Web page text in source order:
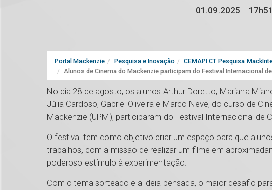
01.09.2025
17h51
Portal Mackenzie Pesquisa e Inovação CEMAPI CT Pesquisa
Alunos de Cinema do Mackenzie participam do Festival Internacional
No dia 28 de agosto, os alunos Arthur Doretto, Mariana
Júlia Cardoso, Gabriel Oliveira e Marco Neve, do curso de
Mackenzie (UPM), participaram do Festival Internacional de
O festival tem como objetivo criar um espaço para que
trabalhos, com a missão de realizar um filme em
poderoso estímulo à experimentação.
Com o tema sorteado e a ideia pensada, o maior desafio